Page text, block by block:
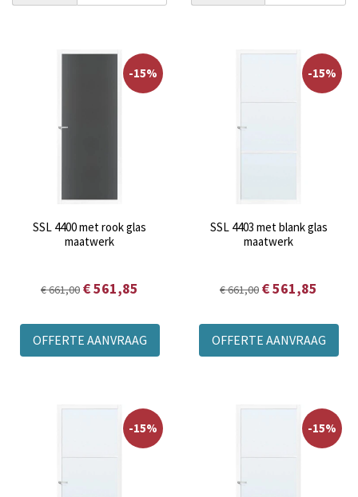
-15%
SSL 4400 met rook glas
maatwerk
€ 661,00 € 561,85
OFFERTE AANVRAAG
-15%
SSL 4403 met blank glas
maatwerk
€ 661,00 € 561,85
OFFERTE AANVRAAG
-15% -15%